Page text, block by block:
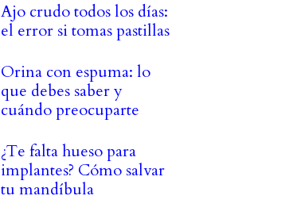
Ajo crudo todos los días:
el error si tomas pastillas
Orina con espuma: lo
que debes saber y
cuándo preocuparte
¿Te falta hueso para
implantes? Cómo salvar
tu mandíbula